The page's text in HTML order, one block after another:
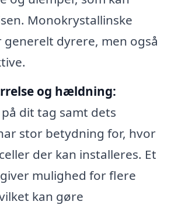
Monokrystallinske
generelt dyrere, men også
og hældning:
dit tag samt dets
stor betydning for, hvor
der kan installeres. Et
mulighed for flere
kan gøre